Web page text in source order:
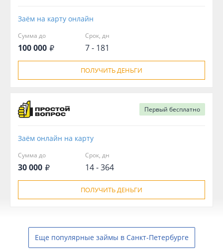
Заём на карту онлайн
Сумма до
100 000
Срок, дн
7 - 181
ПОЛУЧИТЬ ДЕНЬГИ
Первый бесплатно
Заём онлайн на карту
Сумма до
30 000
Срок, дн
14 - 364
ПОЛУЧИТЬ ДЕНЬГИ
Еще популярные займы в Санкт-Петербурге